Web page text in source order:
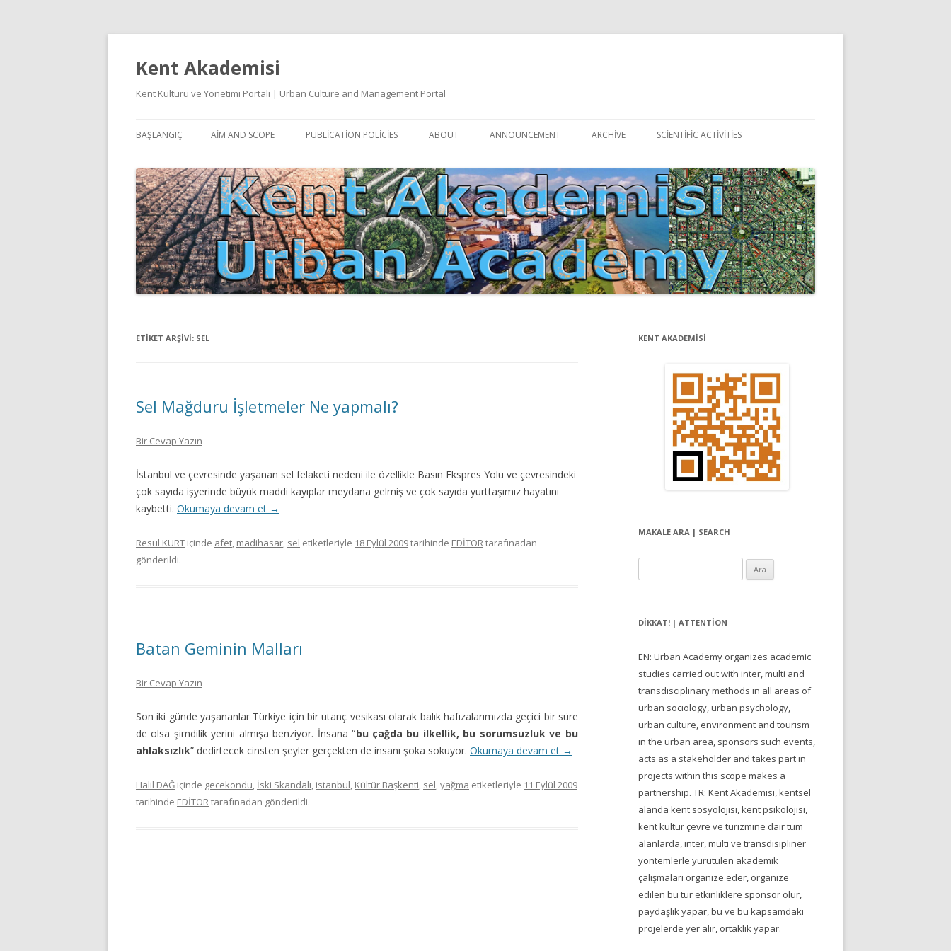
Kent Akademisi
Kent Kültürü ve Yönetimi Portalı | Urban Culture and Management Portal
atla
BAŞLANGIÇ AIM AND SCOPE PUBLICATION POLICIES
DOCUMENTATION
YAZIM KURALLARI
SÜREÇ REHBERI | PROCESS GUIDE
ETIK İLKELER | ETHICAL RULES
ABOUT
EDITORIAL BOARD
ETIK KURUL | ETHICAL BOARDS
İNDEKSLER
JOURNAL HISTORY | DERGI
TARIHÇESI
ADVERTISEMENT FEE
ANNOUNCEMENT ARCHIVE SCIENTIFIC ACTIVITIES
ETIKET ARŞIVI: SEL
Sel Mağduru İşletmeler Ne yapmalı?
Bir Cevap Yazın
İstanbul ve çevresinde yaşanan sel felaketi nedeni ile özellikle Basın Ekspres Yolu ve çevresindeki
çok sayıda işyerinde büyük maddi kayıplar meydana gelmiş ve çok sayıda yurttaşımız hayatını
kaybetti. Okumaya devam et →
Resul KURT içinde afet, madihasar, sel etiketleriyle 18 Eylül 2009tarihinde EDİTÖRtarafınadan
gönderildi.
Batan Geminin Malları
Bir Cevap Yazın
Son iki günde yaşananlar Türkiye için bir utanç vesikası olarak balık hafızalarımızda geçici bir süre
de olsa şimdilik yerini almışa benziyor. İnsana “bu çağda bu ilkellik, bu sorumsuzluk ve bu
ahlaksızlık” dedirtecek cinsten şeyler gerçekten de insanı şoka sokuyor. Okumaya devam et →
Halil DAĞ içinde gecekondu, İski Skandalı, istanbul, Kültür Başkenti, sel,yağma etiketleriyle 11 Eylül 2009
tarihinde EDİTÖRtarafınadan gönderildi.
KENT AKADEMİSİ
MAKALE ARA | SEARCH
DIKKAT! | ATTENTION
EN: Urban Academy organizes academic
studies carried out with inter, multi and
transdisciplinary methods in all areas of
urban sociology, urban psychology,
urban culture, environment and tourism
in the urban area, sponsors such events,
acts as a stakeholder and takes part in
projects within this scope makes a
partnership. TR: Kent Akademisi, kentsel
alanda kent sosyolojisi, kent psikolojisi,
kent kültür çevre ve turizmine dair tüm
alanlarda, inter, multi ve transdisipliner
yöntemlerle yürütülen akademik
çalışmaları organize eder, organize
edilen bu tür etkinliklere sponsor olur,
paydaşlık yapar, bu ve bu kapsamdaki
projelerde yer alır, ortaklık yapar.